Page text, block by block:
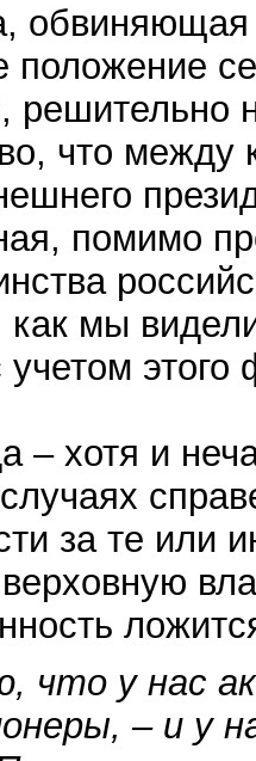
положение
решительно
что
помимо
мы
учетом этого
– хотя и
за те
что у нас
– и у